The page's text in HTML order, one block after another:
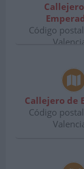
Código
Callejero de
Código